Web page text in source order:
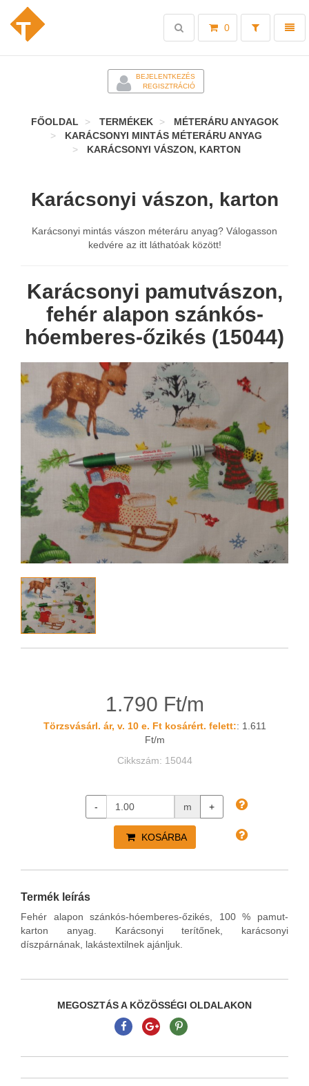
Toggle
0
Toggle
search
BEJELENTKEZÉS
REGISZTRÁCIÓ
FŐOLDAL TERMÉKEK
MÉTERÁRU ANYAGOK
KARÁCSONYI MINTÁS MÉTERÁRU ANYAG
KARÁCSONYI VÁSZON, KARTON
Karácsonyi vászon, karton
Karácsonyi mintás vászon méteráru anyag? Válogasson
kedvére az itt láthatóak között!
Karácsonyi pamutvászon,
fehér alapon szánkós-
hóemberes-őzikés (15044)
1.790 Ft/m
Törzsvásárl. ár, v. 10 e. Ft kosárért. felett:: 1.611
Ft/m
Cikkszám: 15044
- m +
KOSÁRBA
Termék leírás
Fehér alapon szánkós-hóemberes-őzikés, 100 % pamut-
karton anyag. Karácsonyi terítőnek, karácsonyi
díszpárnának, lakástextilnek ajánljuk.
MEGOSZTÁS A KÖZÖSSÉGI OLDALAKON